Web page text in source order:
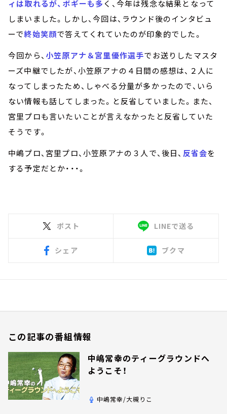
ィは取れるが、ボギーも多 く、今年は残念な結果となって
しまいました。しかし、今回は、ラウンド後のインタビュ
ーで終始笑顔で答えてくれていたのが印象的でした。
今回から、 小笠原アナ＆宮里優作選手でお送りしたマスタ
ーズ中継でしたが、小笠原アナの４日間の感想は、２人に
なってしまったため、しゃべる分量が多かったので、いら
ない情報も話してしまった。と反省していました。また、
宮里プロも言いたいことが言えなかったと反省していた
そうです。
中嶋プロ、宮里プロ、小笠原アナの３人で、後日、 反省会を
する予定だとか・・・。
ポスト LINEで送る
シェア ブクマ
水谷豊さん（1）～